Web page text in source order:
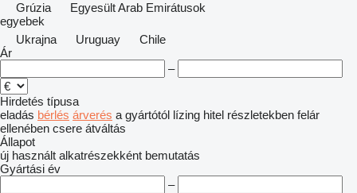
Grúzia
Egyesült Arab Emirátusok
egyebek
Ukrajna
Uruguay
Chile
Ár
–
Hirdetés típusa
eladás bérlés árverés a gyártótól lízing hitel részletekben felár
ellenében csere átváltás
Állapot
új használt alkatrészekként bemutatás
Gyártási év
–